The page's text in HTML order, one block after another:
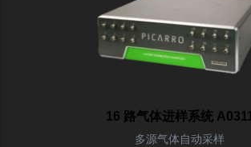
16 路气体进样系统 A0311
多源气体自动采样